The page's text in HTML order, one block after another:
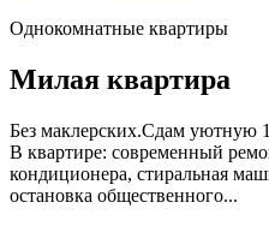
Однокомнатные квартиры
Милая квартира
Без маклерских.Сдам уютную
В квартире: современный
кондиционера, стиральная
остановка общественного...